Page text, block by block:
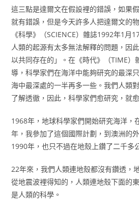
這三點是達爾文在假設裡的錯誤，如果
就有錯誤，但是今天許多人把達爾文的
《科學》（SCIENCE）雜誌1992年1月
人類的起源有太多無法解釋的問題，因
以共同存在的」。在《時代》（TIME）
導，科學家們在海洋中能夠研究的最深
海中最深處的一半再多一些。我們人類
了解透徹，因此，科學家們愈研究，就
1968年，地球科學家們開始研究海洋，
年，我參加了這個國際計劃，到澳洲的
1990年，也只不過在地殼上鑽了二千多
22年來，我們人類連地殼都沒有鑽透，
從地震波裡得知的，人類連地殼下面的
是人類的科學。